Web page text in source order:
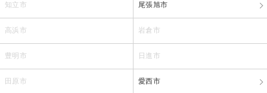
知立市 尾張旭市
高浜市 岩倉市
豊明市 日進市
田原市 愛西市